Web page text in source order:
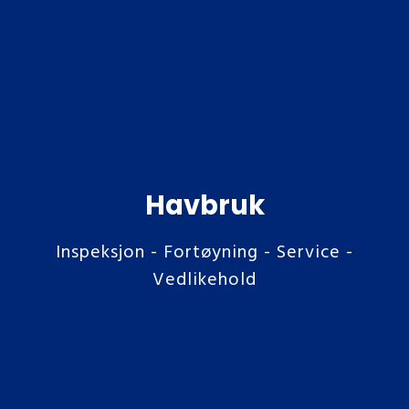
Havbruk
Inspeksjon - Fortøyning - Service -
Vedlikehold